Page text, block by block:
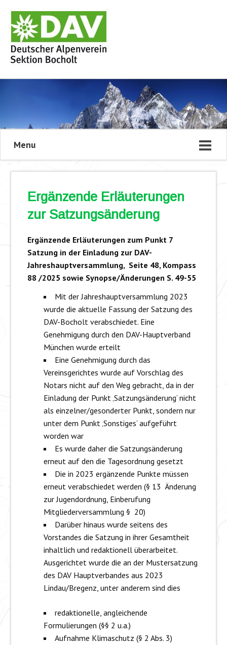
Menu
Ergänzende Erläuterungen
zur Satzungsänderung
Ergänzende Erläuterungen zum Punkt 7
Satzung in der Einladung zur DAV-
Jahreshauptversammlung, Seite 48, Kompass
88 /2025 sowie Synopse/Änderungen S. 49-55
Mit der Jahreshauptversammlung 2023
wurde die aktuelle Fassung der Satzung des
DAV-Bocholt verabschiedet. Eine
Genehmigung durch den DAV-Hauptverband
München wurde erteilt
Eine Genehmigung durch das
Vereinsgerichtes wurde auf Vorschlag des
Notars nicht auf den Weg gebracht, da in der
Einladung der Punkt ‚Satzungsänderung‘ nicht
als einzelner/gesonderter Punkt, sondern nur
unter dem Punkt ‚Sonstiges‘ aufgeführt
worden war
Es wurde daher die Satzungsänderung
erneut auf den die Tagesordnung gesetzt
Die in 2023 ergänzende Punkte müssen
erneut verabschiedet werden (§ 13 Änderung
zur Jugendordnung, Einberufung
Mitgliederversammlung § 20)
Darüber hinaus wurde seitens des
Vorstandes die Satzung in ihrer Gesamtheit
inhaltlich und redaktionell überarbeitet.
Ausgerichtet wurde die an der Mustersatzung
des DAV Hauptverbandes aus 2023
Lindau/Bregenz, unter anderem sind dies
redaktionelle, angleichende
Formulierungen (§§ 2 u.a.)
Aufnahme Klimaschutz (§ 2 Abs. 3)